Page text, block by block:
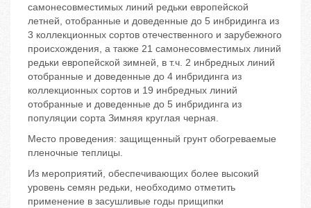
самонесовместимых линий редьки европейской
летней, отобранные и доведенные до 5 инбридинга из
3 коллекционных сортов отечественного и зарубежного
происхождения, а также 21 самонесовместимых линий
редьки европейской зимней, в т.ч. 2 инбредных линий
отобранные и доведенные до 4 инбридинга из
коллекционных сортов и 19 инбредных линий
отобранные и доведенные до 5 инбридинга из
популяции сорта Зимняя круглая черная.
Место проведения: защищенный грунт обогреваемые
пленочные теплицы.
Из мероприятий, обеспечивающих более высокий
уровень семян редьки, необходимо отметить
применение в засушливые годы прищипки